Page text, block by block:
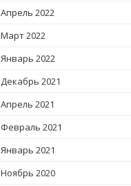
Апрель 2022
Март 2022
Январь 2022
Декабрь 2021
Апрель 2021
Февраль 2021
Январь 2021
Ноябрь 2020